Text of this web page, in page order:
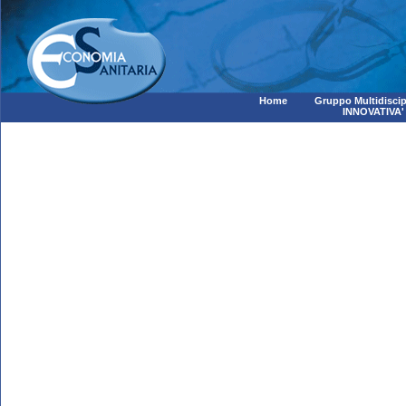
Home
Gruppo
INNOVATIVA'